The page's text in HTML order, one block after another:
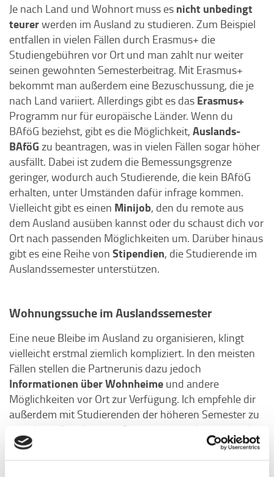
Je nach Land und Wohnort muss es nicht unbedingt
teurerwerden im Ausland zu studieren. Zum Beispiel
entfallen in vielen Fällen durch Erasmus+ die
Studiengebühren vor Ort und man zahlt nur weiter
seinen gewohnten Semesterbeitrag. Mit Erasmus+
bekommt man außerdem eine Bezuschussung, die je
nach Land variiert. Allerdings gibt es das Erasmus+
Programm nur für europäische Länder. Wenn du
BAföG beziehst, gibt es die Möglichkeit, Auslands-
BAföG zu beantragen, was in vielen Fällen sogar höher
ausfällt. Dabei ist zudem die Bemessungsgrenze
geringer, wodurch auch Studierende, die kein BAföG
erhalten, unter Umständen dafür infrage kommen.
Vielleicht gibt es einen Minijob, den du remote aus
dem Ausland ausüben kannst oder du schaust dich vor
Ort nach passenden Möglichkeiten um. Darüber hinaus
gibt es eine Reihe von Stipendien, die Studierende im
Auslandssemester unterstützen.
Wohnungssuche im Auslandssemester
Eine neue Bleibe im Ausland zu organisieren, klingt
vielleicht erstmal ziemlich kompliziert. In den meisten
Fällen stellen die Partnerunis dazu jedoch
Informationen über Wohnheime und andere
Möglichkeiten vor Ort zur Verfügung. Ich empfehle dir
außerdem mit Studierenden der höheren Semester zu
sprechen, die schon vor Ort waren, um eine passende
Unterkunft für dich zu finden.